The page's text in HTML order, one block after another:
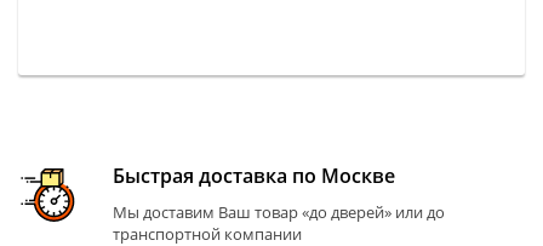
Быстрая доставка по Москве
Мы доставим Ваш товар «до дверей» или до
транспортной компании